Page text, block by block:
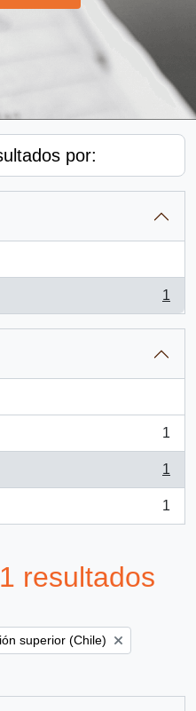
por:
1
1
1
1
resultados
filter:superior (Chile)